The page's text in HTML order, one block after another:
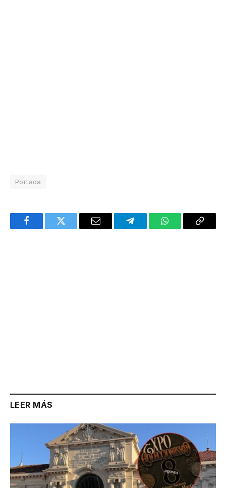
Portada
FacebookTwitter Email TelegramWhatsAppCopy
LEER MÁS